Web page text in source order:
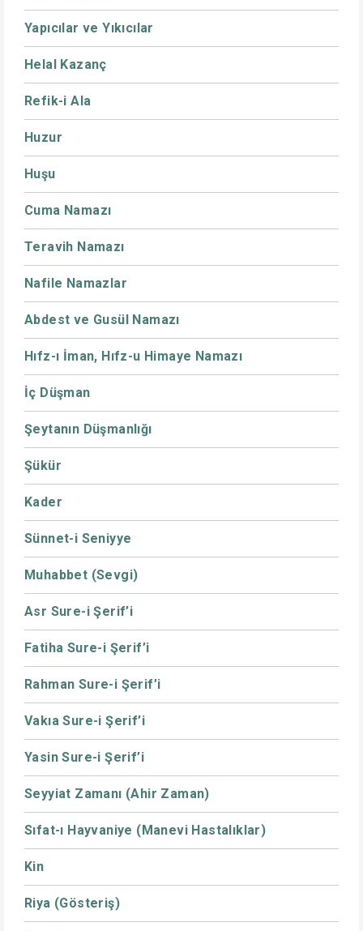
Yapıcılar ve Yıkıcılar
Helal Kazanç
Refik-i Ala
Huzur
Huşu
Cuma Namazı
Teravih Namazı
Nafile Namazlar
Abdest ve Gusül Namazı
Hıfz-ı İman, Hıfz-u Himaye Namazı
İç Düşman
Şeytanın Düşmanlığı
Şükür
Kader
Sünnet-i Seniyye
Muhabbet (Sevgi)
Asr Sure-i Şerif’i
Fatiha Sure-i Şerif’i
Rahman Sure-i Şerif’i
Vakıa Sure-i Şerif’i
Yasin Sure-i Şerif’i
Seyyiat Zamanı (Ahir Zaman)
Sıfat-ı Hayvaniye (Manevi Hastalıklar)
Kin
Riya (Gösteriş)